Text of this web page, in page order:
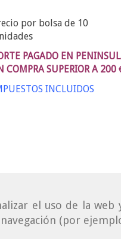
el uso de la web
(por
por bolsa de 10
PAGADO EN
COMPRA SUPERIOR A 200
INCLUIDOS